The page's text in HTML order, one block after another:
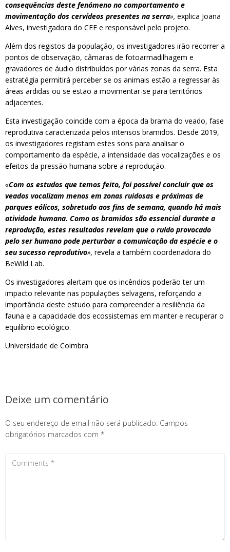
consequências deste fenómeno no comportamento e
movimentação dos cervídeos presentes na serra», explica Joana
Alves, investigadora do CFE e responsável pelo projeto.
Além dos registos da população, os investigadores irão recorrer a
pontos de observação, câmaras de fotoarmadilhagem e
gravadores de áudio distribuídos por várias zonas da serra. Esta
estratégia permitirá perceber se os animais estão a regressar às
áreas ardidas ou se estão a movimentar-se para territórios
adjacentes.
Esta investigação coincide com a época da brama do veado, fase
reprodutiva caracterizada pelos intensos bramidos. Desde 2019,
os investigadores registam estes sons para analisar o
comportamento da espécie, a intensidade das vocalizações e os
efeitos da pressão humana sobre a reprodução.
«Com os estudos que temos feito, foi possível concluir que os
veados vocalizam menos em zonas ruidosas e próximas de
parques eólicos, sobretudo aos fins de semana, quando há mais
atividade humana. Como os bramidos são essencial durante a
reprodução, estes resultados revelam que o ruído provocado
pelo ser humano pode perturbar a comunicação da espécie e o
seu sucesso reprodutivo», revela a também coordenadora do
BeWild Lab.
Os investigadores alertam que os incêndios poderão ter um
impacto relevante nas populações selvagens, reforçando a
importância deste estudo para compreender a resiliência da
fauna e a capacidade dos ecossistemas em manter e recuperar o
equilíbrio ecológico.
Universidade de Coimbra
Deixe um comentário
O seu endereço de email não será publicado. Campos
obrigatórios marcados com *